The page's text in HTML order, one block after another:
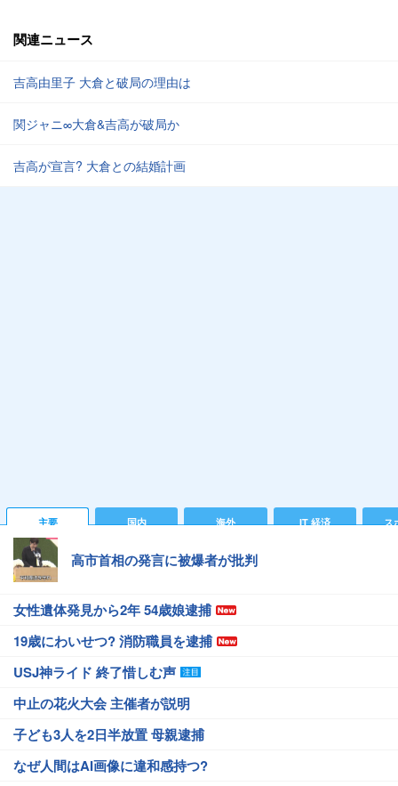
関連ニュース
吉高由里子 大倉と破局の理由は
関ジャニ∞大倉&吉高が破局か
吉高が宣言? 大倉との結婚計画
主要 国内 海外 IT 経済 ス
高市首相の発言に被爆者が批判
女性遺体発見から2年 54歳娘逮捕
19歳にわいせつ? 消防職員を逮捕
USJ神ライド 終了惜しむ声
中止の花火大会 主催者が説明
子ども3人を2日半放置 母親逮捕
なぜ人間はAI画像に違和感持つ?